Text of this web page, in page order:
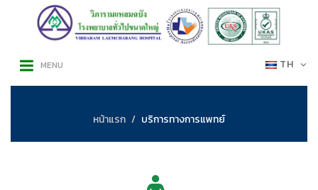
TH
MENU
หน้าแรก บริการทางการแพทย์